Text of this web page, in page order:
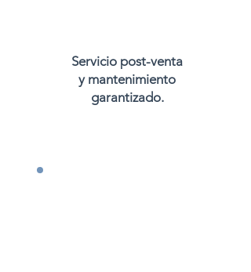
Servicio post-venta
y mantenimiento
garantizado.